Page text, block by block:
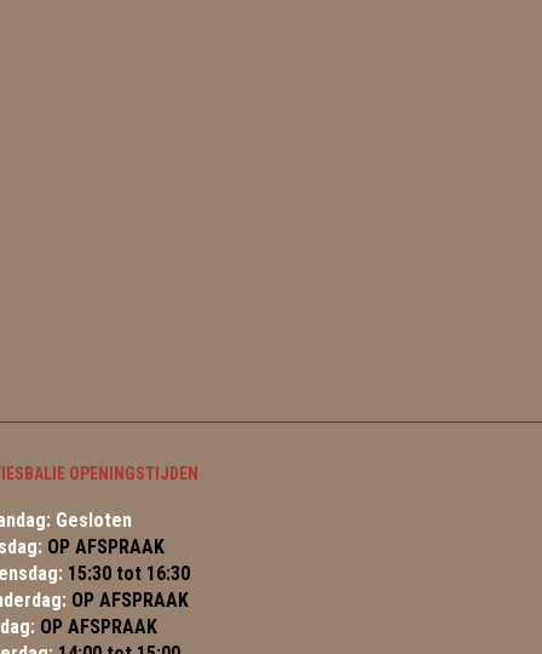
OPENINGSTIJDEN
Gesloten
OP AFSPRAAK
15:30 tot 16:30
OP AFSPRAAK
OP AFSPRAAK